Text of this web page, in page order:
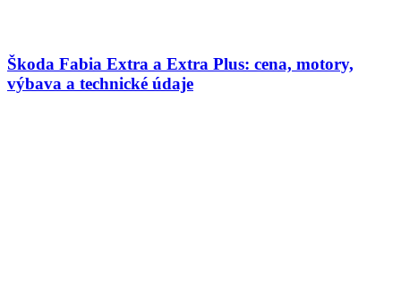
Škoda Fabia Extra a Extra Plus: cena, motory,
výbava a technické údaje